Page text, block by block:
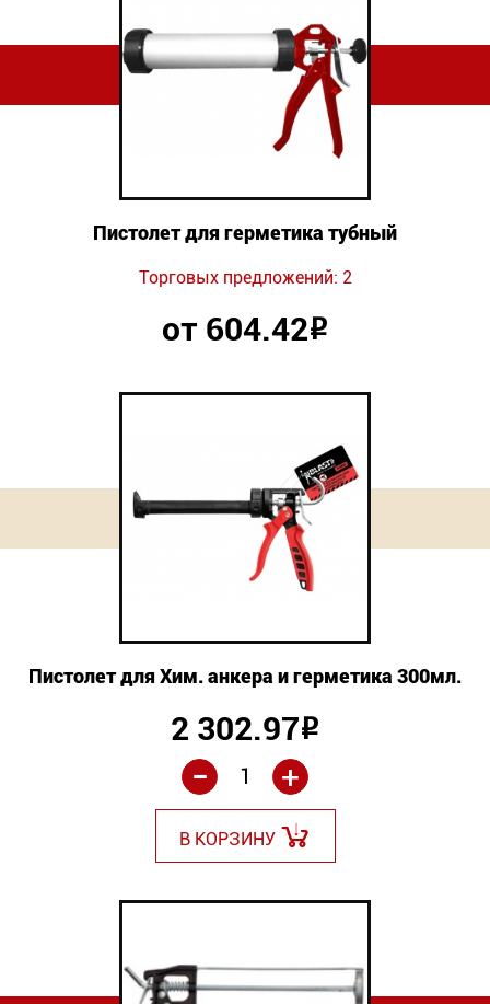
Пистолет для герметика тубный
Торговых предложений: 2
от 604.42Р
Пистолет для Хим. анкера и герметика 300мл.
2 302.97Р
+
-
В КОРЗИНУ